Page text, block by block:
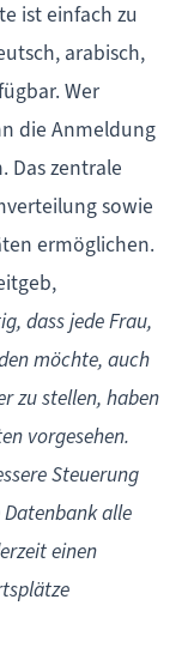
ist einfach zu
arabisch,
Wer
die Anmeldung
Das zentrale
sowie
ermöglichen.
dass jede Frau,
möchte, auch
zu stellen, haben
vorgesehen.
Steuerung
alle
einen